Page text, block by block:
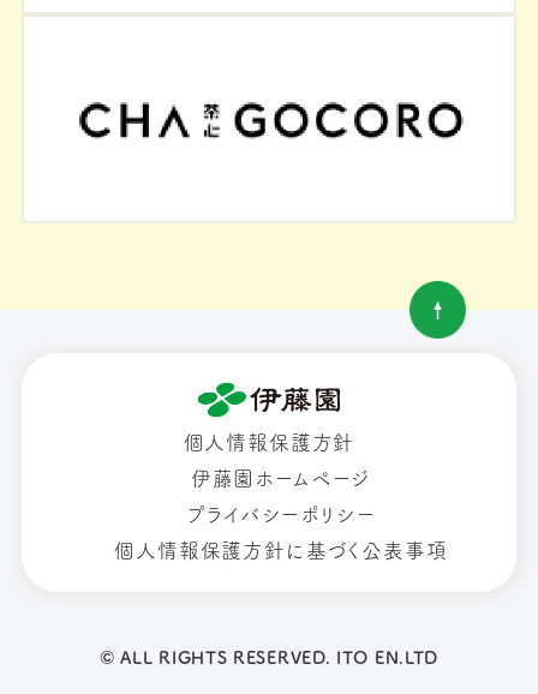
個人情報保護方針
伊藤園ホームページ
プライバシーポリシー
個人情報保護方針に基づく公表事項
© ALL RIGHTS RESERVED. ITO EN.LTD